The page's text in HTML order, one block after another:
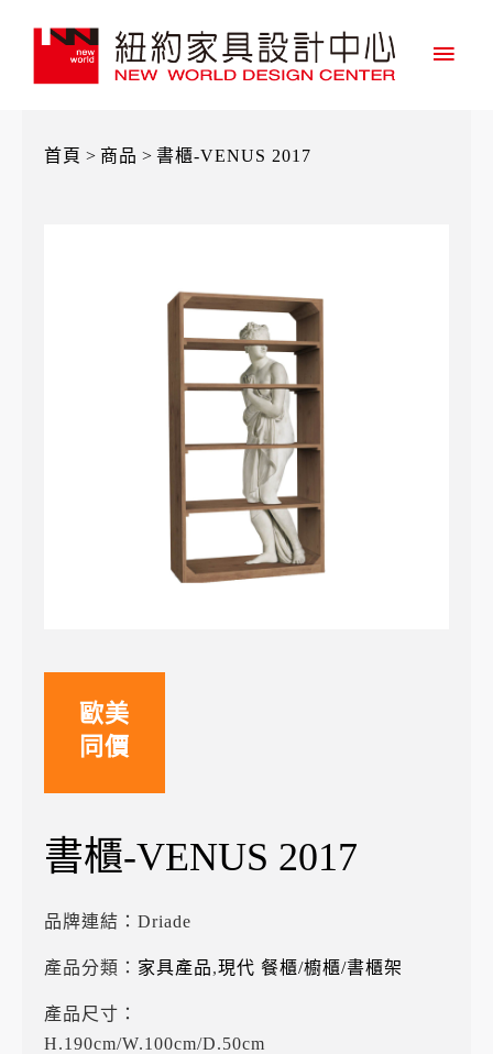
首頁 > 商品 > 書櫃-VENUS 2017
歐美
同價
書櫃-VENUS 2017
品牌連結： Driade
產品分類： 家具產品,現代 餐櫃/櫥櫃/書櫃架
產品尺寸：
H.190cm/W.100cm/D.50cm